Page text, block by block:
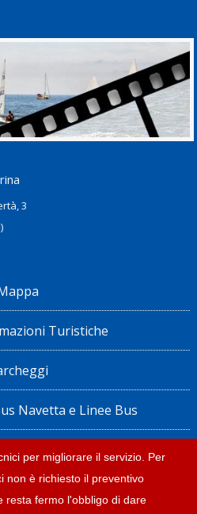
3
Turistiche
Navetta e Linee Bus
e note legali
di accessibilità
per migliorare il servizio. Per
non è richiesto il preventivo
resta fermo l'obbligo di dare